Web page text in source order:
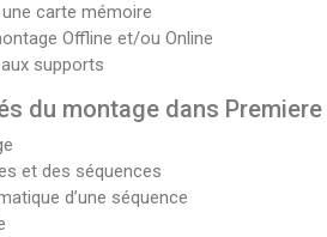
carte mémoire
Offline et/ou Online
supports
du montage dans Premiere
et des séquences
d’une séquence